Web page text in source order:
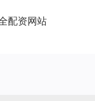
配资网站